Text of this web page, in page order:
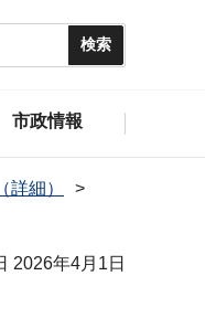
市政情報
細）
2026年4月1日